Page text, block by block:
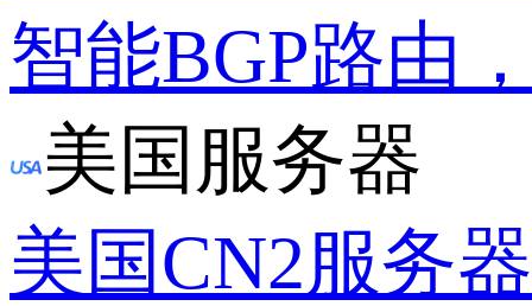
智能BGP路由
美国服务器
美国CN2服务器